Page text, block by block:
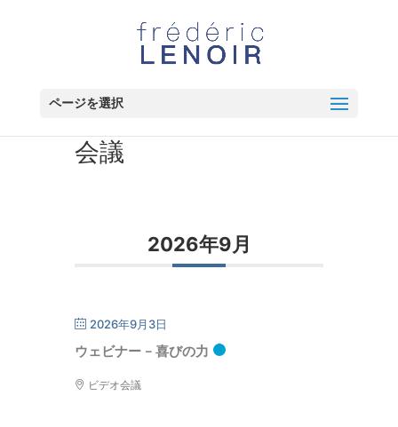
ページを選択
会議
2026年9月
2026年9月3日
ウェビナー – 喜びの力
ビデオ会議